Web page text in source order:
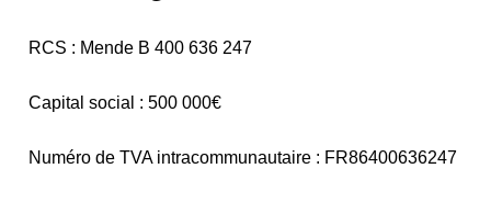
RCS : Mende B 400 636 247
Capital social : 500 000€
Numéro de TVA intracommunautaire : FR86400636247